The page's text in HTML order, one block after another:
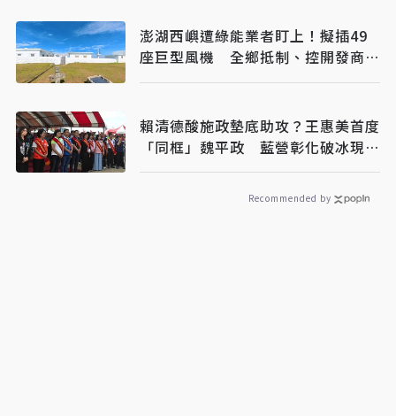
澎湖西嶼遭綠能業者盯上！擬插49
座巨型風機 全鄉抵制、控開發商打
消耗戰
賴清德酸施政墊底助攻？王惠美首度
「同框」魏平政 藍營彰化破冰現曙
光
Recommended by